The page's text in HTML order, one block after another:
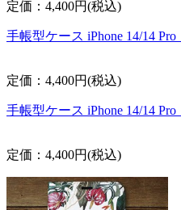
定価：4,400円(税込)
手帳型ケース iPhone 14/14 Pro
定価：4,400円(税込)
手帳型ケース iPhone 14/14 Pro
定価：4,400円(税込)